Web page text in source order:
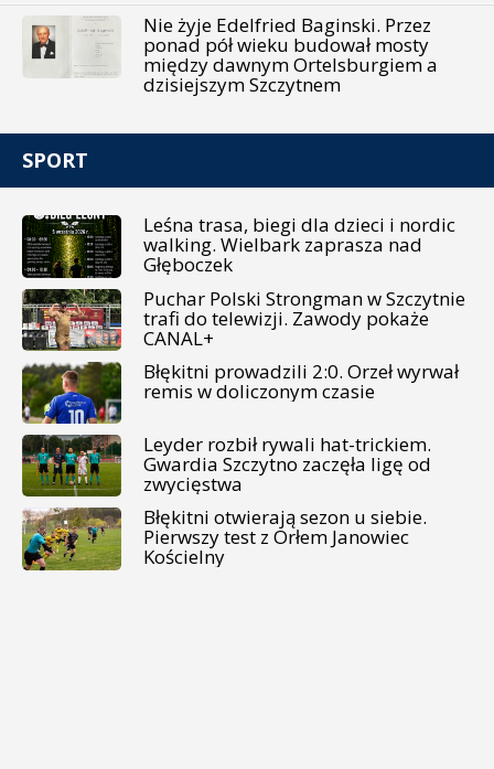
Nie żyje Edelfried Baginski. Przez
ponad pół wieku budował mosty
między dawnym Ortelsburgiem a
dzisiejszym Szczytnem
SPORT
Leśna trasa, biegi dla dzieci i nordic
walking. Wielbark zaprasza nad
Głęboczek
Puchar Polski Strongman w Szczytnie
trafi do telewizji. Zawody pokaże
CANAL+
Błękitni prowadzili 2:0. Orzeł wyrwał
remis w doliczonym czasie
Leyder rozbił rywali hat-trickiem.
Gwardia Szczytno zaczęła ligę od
zwycięstwa
Błękitni otwierają sezon u siebie.
Pierwszy test z Orłem Janowiec
Kościelny